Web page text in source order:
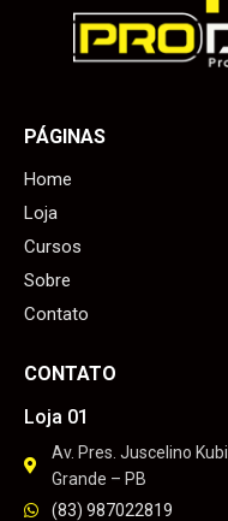
PÁGINAS
Home
Loja
Cursos
Sobre
Contato
CONTATO
Loja 01
Av. Pres. Juscelino
Grande – PB
(83) 987022819